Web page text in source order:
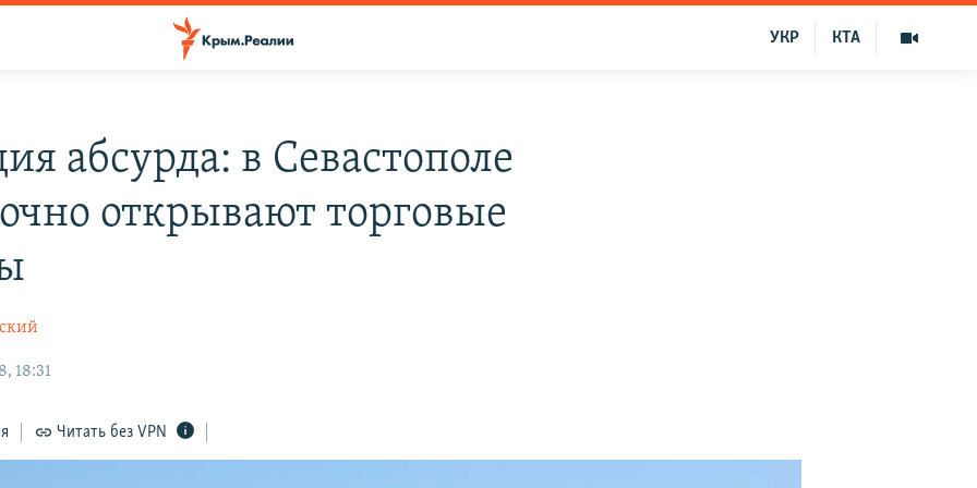
КТА
УКР
абсурда: в Севастополе
открывают торговые
18:31
Читать без VPN